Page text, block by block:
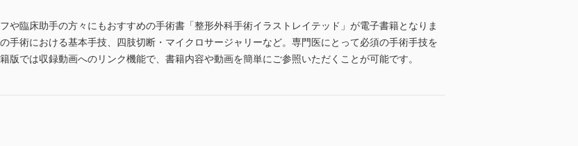
や臨床助手の方々にもおすすめの手術書「整形外科手術イラストレイテッド」が電子書籍となりま
手術における基本手技、四肢切断・マイクロサージャリーなど。専門医にとって必須の手術手技を
版では収録動画へのリンク機能で、書籍内容や動画を簡単にご参照いただくことが可能です。